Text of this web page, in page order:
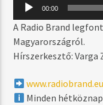
RED SKIES
HYPERVISION FT.
MŰSOR ADÁSBAN
00:00
A Radio Brand
Magyarországról.
Hírszerkesztő: Varga
www.radiobrand.eu
Minden hétköznap